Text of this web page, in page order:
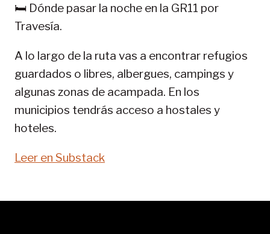
11-
🛏️ Dónde pasar la noche en la GR11 por
Travesía.
A lo largo de la ruta vas a encontrar refugios
guardados o libres, albergues, campings y
algunas zonas de acampada. En los
municipios tendrás acceso a hostales y
hoteles.
Leer en Substack